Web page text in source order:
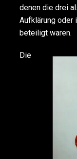
denen die drei
Aufklärung oder
beteiligt waren.
Die